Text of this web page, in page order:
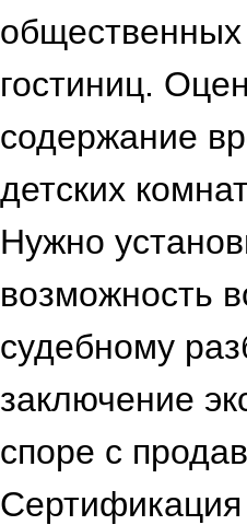
гостиниц.
содержание
детских
Нужно
возможность
судебному
заключение
споре с